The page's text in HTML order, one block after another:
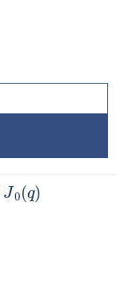
J0(q)